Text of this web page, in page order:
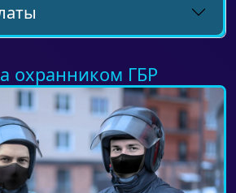
охранником ГБР